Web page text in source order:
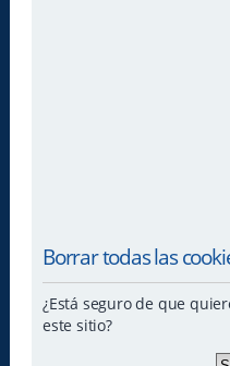
Borrar todas las
¿Está seguro de que
este sitio?